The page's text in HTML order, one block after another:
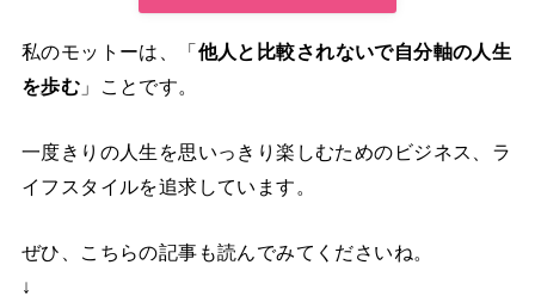
私のモットーは、「他人と比較されないで自分軸の人生
を歩む 」ことです。
一度きりの人生を思いっきり楽しむためのビジネス、ラ
イフスタイルを追求しています。
ぜひ、こちらの記事も読んでみてくださいね。
↓